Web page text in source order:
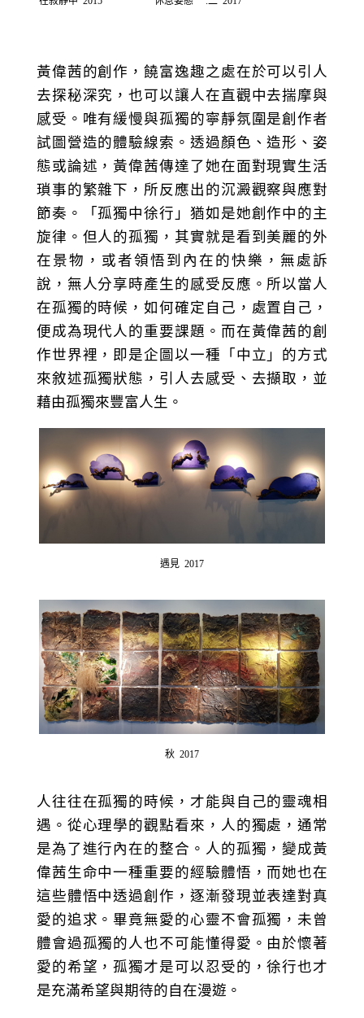
黃偉茜的創作，饒富逸趣之處在於可以引人
去探秘深究，也可以讓人在直觀中去揣摩與
感受。唯有緩慢與孤獨的寧靜氛圍是創作者
試圖營造的體驗線索。透過顏色、造形、姿
態或論述，黃偉茜傳達了她在面對現實生活
瑣事的繁雜下，所反應出的沉澱觀察與應對
節奏。「孤獨中徐行」猶如是她創作中的主
旋律。但人的孤獨，其實就是看到美麗的外
在景物，或者領悟到內在的快樂，無處訴
說，無人分享時產生的感受反應。所以當人
在孤獨的時候，如何確定自己，處置自己，
便成為現代人的重要課題。而在黃偉茜的創
作世界裡，即是企圖以一種「中立」的方式
來敘述孤獨狀態，引人去感受、去擷取，並
藉由孤獨來豐富人生。
遇見 2017
秋 2017
人往往在孤獨的時候，才能與自己的靈魂相
遇。從心理學的觀點看來，人的獨處，通常
是為了進行內在的整合。人的孤獨，變成黃
偉茜生命中一種重要的經驗體悟，而她也在
這些體悟中透過創作，逐漸發現並表達對真
愛的追求。畢竟無愛的心靈不會孤獨，未曾
體會過孤獨的人也不可能懂得愛。由於懷著
愛的希望，孤獨才是可以忍受的，徐行也才
是充滿希望與期待的自在漫遊。